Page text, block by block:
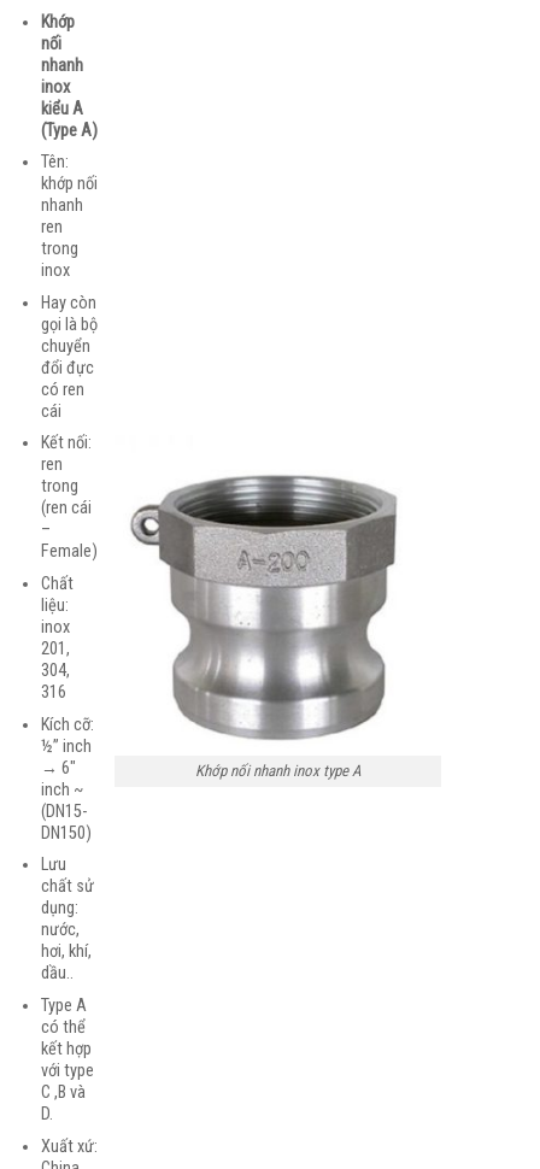
Khớp
nối
nhanh
inox
kiểu A
(Type A)
Tên:
khớp nối
nhanh
ren
trong
inox
Hay còn
gọi là bộ
chuyển
đổi đực
có ren
cái
Kết nối:
ren
trong
(ren cái
–
Female)
Chất
liệu:
inox
201,
304,
316
Kích cỡ:
½” inch
→ 6″
inch ~
(DN15-
DN150)
Lưu
chất sử
dụng:
nước,
hơi, khí,
dầu..
Type A
có thể
kết hợp
với type
C ,B và
D.
Xuất xứ:
Khớp nối nhanh inox type A